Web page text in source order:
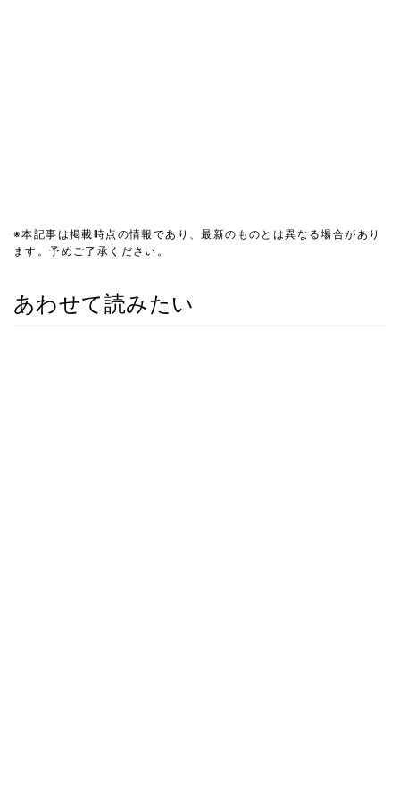
※本記事は掲載時点の情報であり、最新のものとは異なる場合があり
ます。予めご了承ください。
あわせて読みたい